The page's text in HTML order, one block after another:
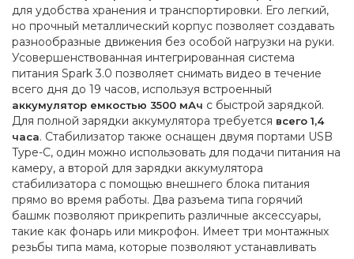
для удобства хранения и транспортировки. Его легкий,
но прочный металлический корпус позволяет создавать
разнообразные движения без особой нагрузки на руки.
Усовершенствованная интегрированная система
питания Spark 3.0 позволяет снимать видео в течение
всего дня до 19 часов, используя встроенный
аккумулятор емкостью 3500 мАч с быстрой зарядкой.
Для полной зарядки аккумулятора требуется всего 1,4
часа. Стабилизатор также оснащен двумя портами USB
Type-C, один можно использовать для подачи питания на
камеру, а второй для зарядки аккумулятора
стабилизатора с помощью внешнего блока питания
прямо во время работы. Два разъема типа горячий
башмк позволяют прикрепить различные аксессуары,
такие как фонарь или микрофон. Имеет три монтажных
резьбы типа мама, которые позволяют устанавливать